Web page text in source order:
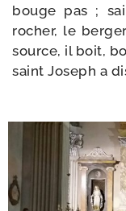
bouge pas ;
rocher, le
source, il boit,
saint Joseph a